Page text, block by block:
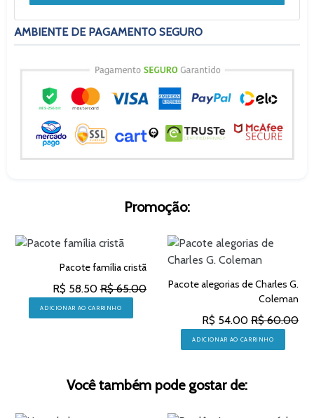
AMBIENTE DE PAGAMENTO SEGURO
Promoção:
Pacote família cristã
R$ 58.50 R$ 65.00
ADICIONAR AO CARRINHO
Pacote alegorias de Charles G.
Coleman
R$ 54.00 R$ 60.00
ADICIONAR AO CARRINHO
Você também pode gostar de: